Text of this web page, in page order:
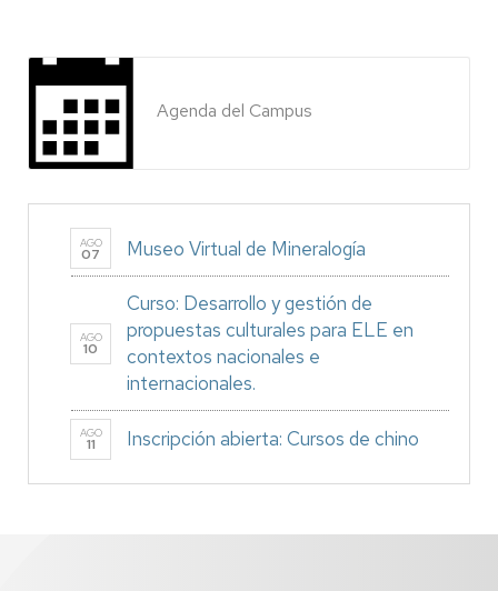
Agenda del Campus
AGO
07 Museo Virtual de Mineralogía
AGO
10
Curso: Desarrollo y gestión de
propuestas culturales para ELE en
contextos nacionales e
internacionales.
AGO
11 Inscripción abierta: Cursos de chino